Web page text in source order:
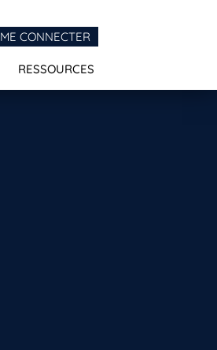
ME CONNECTER
RESSOURCES